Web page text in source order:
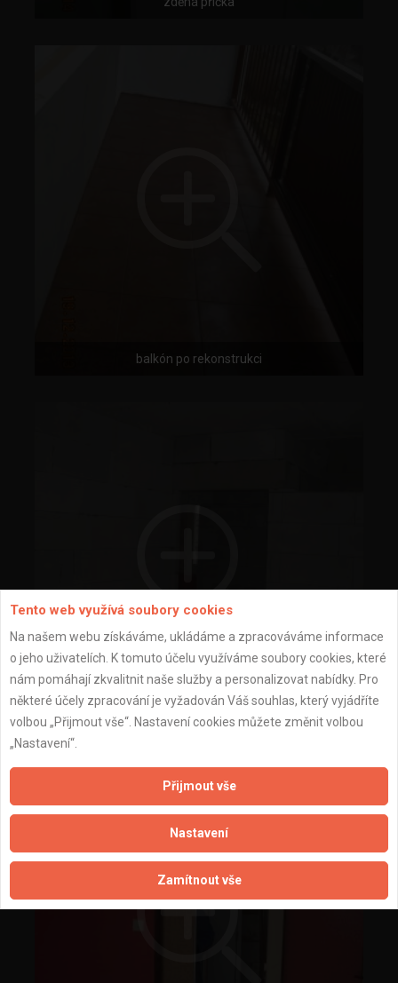
balkón po rekonstrukci
zděné příčky
Tento web využívá soubory cookies
Na našem webu získáváme, ukládáme a zpracováváme informace
o jeho uživatelích. K tomuto účelu využíváme soubory cookies, které
nám pomáhají zkvalitnit naše služby a personalizovat nabídky. Pro
některé účely zpracování je vyžadován Váš souhlas, který vyjádříte
volbou „Přijmout vše“. Nastavení cookies můžete změnit volbou
„Nastavení“.
Přijmout vše
Nastavení
Zamítnout vše